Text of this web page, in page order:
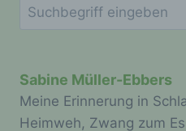
Sabine Müller-Ebbers
Meine Erinnerung in
Heimweh, Zwang zum
Verfügung.
Die Internetseite enthält
gesetzlichen
schnelle elektronische